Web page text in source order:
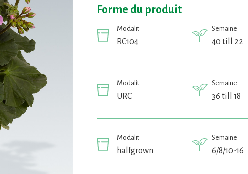
Forme du produit
Modalit
RC104
Semaine
40 till 22
Modalit
URC
Semaine
36 till 18
Modalit
halfgrown
Semaine
6/8/10-16